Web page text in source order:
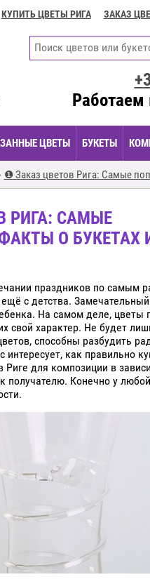
КУПИТЬ ЦВЕТЫ РИГА ЗАКАЗ
Работаем
ЦВЕТЫ БУКЕТЫ
❶ Заказ цветов Рига: Самые
РИГА: САМЫЕ
О БУКЕТАХ
праздников по самым
с детства.
На самом деле, цветы
свой характер. Не будет
способны разбудить
как правильно
для композиции в
получателю. Конечно у